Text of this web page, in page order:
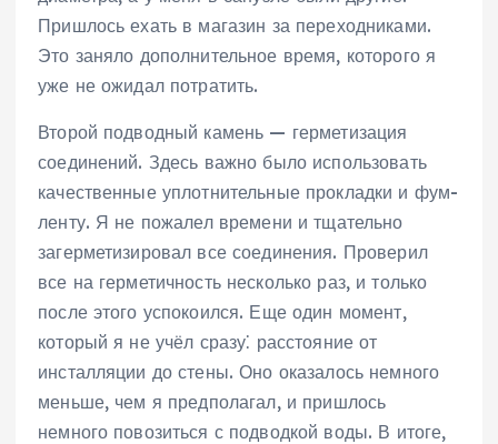
Пришлось ехать в магазин за переходниками.
Это заняло дополнительное время, которого я
уже не ожидал потратить.
Второй подводный камень — герметизация
соединений. Здесь важно было использовать
качественные уплотнительные прокладки и фум-
ленту. Я не пожалел времени и тщательно
загерметизировал все соединения. Проверил
все на герметичность несколько раз, и только
после этого успокоился. Еще один момент,
который я не учёл сразу⁚ расстояние от
инсталляции до стены. Оно оказалось немного
меньше, чем я предполагал, и пришлось
немного повозиться с подводкой воды. В итоге,